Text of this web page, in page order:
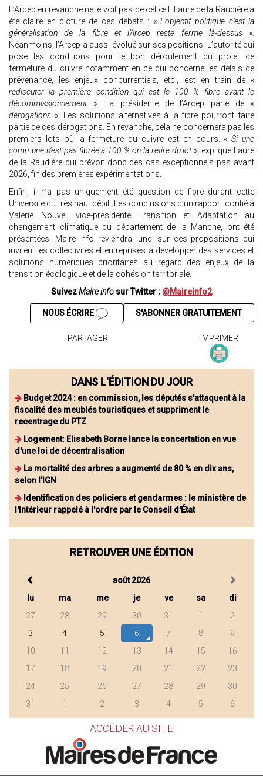
L’Arcep en revanche ne le voit pas de cet œil. Laure de la Raudière a
été claire en clôture de ces débats : « L’objectif politique c’est la
généralisation de la fibre et l’Arcep reste ferme là-dessus».
Néanmoins, l’Arcep a aussi évolué sur ses positions. L’autorité qui
pose les conditions pour le bon déroulement du projet de
fermeture du cuivre notamment en ce qui concerne les délais de
prévenance, les enjeux concurrentiels, etc., est en train de «
rediscuter la première condition qui est le 100 % fibre avant le
décommissionnement». La présidente de l’Arcep parle de «
dérogations ». Les solutions alternatives à la fibre pourront faire
partie de ces dérogations. En revanche, cela ne concernera pas les
premiers lots où la fermeture du cuivre est en cours. « Si une
commune n’est pas fibrée à 100 % on la retire du lot », explique Laure
de la Raudière qui prévoit donc des cas exceptionnels pas avant
2026, fin des premières expérimentations.
Enfin, il n’a pas uniquement été question de fibre durant cette
Université du très haut débit. Les conclusions d’un rapport confié à
Valérie Nouvel, vice-présidente Transition et Adaptation au
changement climatique du département de la Manche, ont été
présentées. Maire info reviendra lundi sur ces propositions qui
invitent les collectivités et entreprises à développer des services et
solutions numériques prioritaires au regard des enjeux de la
transition écologique et de la cohésion territoriale.
SuivezMaire info sur Twitter : @Maireinfo2
S'ABONNER GRATUITEMENT
NOUS ÉCRIRE
PARTAGER IMPRIMER
DANS L'ÉDITION DU JOUR
Budget 2024 : en commission, les députés s'attaquent à la
fiscalité des meublés touristiques et suppriment le
recentrage du PTZ
Logement: Elisabeth Borne lance la concertation en vue
d'une loi de décentralisation
La mortalité des arbres a augmenté de 80 % en dix ans,
selon l'IGN
Identification des policiers et gendarmes : le ministère de
l'Intérieur rappelé à l'ordre par le Conseil d'État
RETROUVER UNE ÉDITION
août 2026
lu
ma me je ve sa
di
27
28 29 30 31 1
2
3
4 5 6 7 8
9
10
11 12 13 14 15
16
17
18 19 20 21 22
23
24
25 26 27 28 29
30
31
1 2 3 4 5 6
ACCÉDER AU SITE